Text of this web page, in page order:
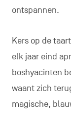
ontspannen.
Kers op de
elk jaar eind
boshyacinten
waant zich
magische,